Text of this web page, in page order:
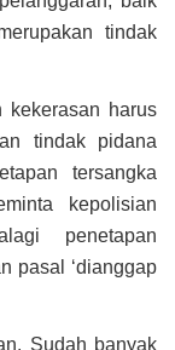
tindak
kekerasan harus
tindak pidana
tersangka
kepolisian
penetapan
pasal ‘dianggap
Sudah banyak